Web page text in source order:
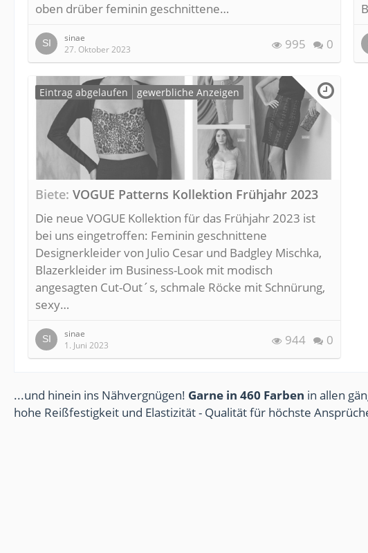
oben drüber feminin geschnittene…
sinae
27. Oktober 2023
995 0
Eintrag abgelaufen gewerbliche Anzeigen
Biete VOGUE Patterns Kollektion Frühjahr 2023
Die neue VOGUE Kollektion für das Frühjahr 2023 ist
bei uns eingetroffen: Feminin geschnittene
Designerkleider von Julio Cesar und Badgley Mischka,
Blazerkleider im Business-Look mit modisch
angesagten Cut-Out´s, schmale Röcke mit Schnürung,
sexy…
sinae
1. Juni 2023
944 0
...und hinein ins Nähvergnügen! Garne in 460 Farben in allen
hohe Reißfestigkeit und Elastizität - Qualität für höchste